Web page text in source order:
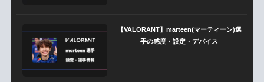
【VALORANT】marteen(マーティーン)選
手の感度・設定・デバイス